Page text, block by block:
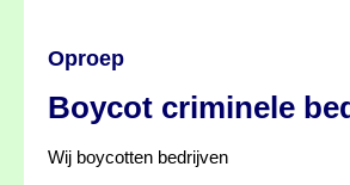
Oproep
Boycot criminele
Wij boycotten bedrijven